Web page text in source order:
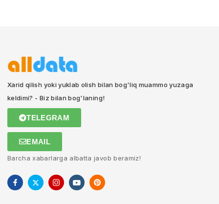
Xarid qilish yoki yuklab olish bilan bog'liq muammo yuzaga
keldimi? - Biz bilan bog'laning!
TELEGRAM
EMAIL
Barcha xabarlarga albatta javob beramiz!